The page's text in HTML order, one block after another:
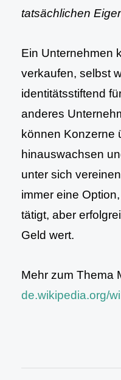
tatsächlichen
Ein Unternehmen
verkaufen, selbst
identitätsstiftend
anderes
können Konzerne
hinauswachsen
unter sich
immer eine
tätigt, aber
Geld wert.
Mehr zum Thema
de.wikipedia.org/